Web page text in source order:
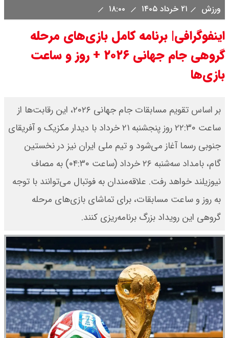
ورزش ۲۱ خرداد ۱۴۰۵
اینفوگرافی| برنامه کامل بازی‌های مرحله
گروهی جام جهانی ۲۰۲۶ + روز و ساعت
بازی‌ها
بر اساس تقویم مسابقات جام جهانی ۲۰۲۶، این رقابت‌ها از
ساعت ۲۲:۳۰ روز پنجشنبه ۲۱ خرداد با دیدار مکزیک و آفریقای
جنوبی رسما آغاز می‌شود و تیم ملی ایران نیز در نخستین
گام، بامداد سه‌شنبه ۲۶ خرداد (ساعت ۰۴:۳۰) به مصاف
نیوزیلند خواهد رفت. علاقه‌مندان به فوتبال می‌توانند با توجه
به روز و ساعت مسابقات، برای تماشای بازی‌های مرحله
گروهی این رویداد بزرگ برنامه‌ریزی کنند.